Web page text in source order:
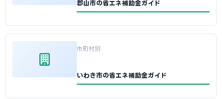
郡山市の省エネ補助金ガイド
市町村別
いわき市の省エネ補助金ガイド